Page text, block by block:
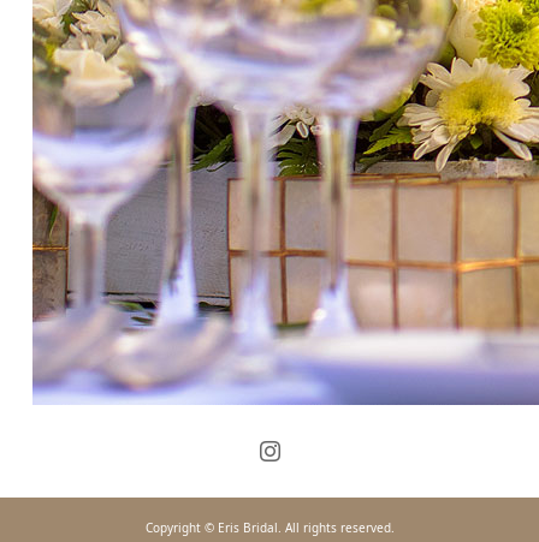
Copyright © Eris Bridal. All rights reserved.